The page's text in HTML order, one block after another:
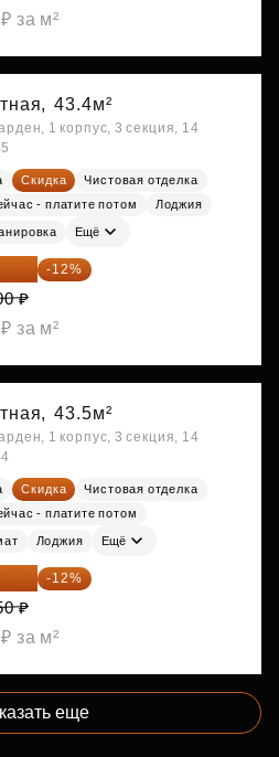
за м²
43.4м²
1 корпус, 3 секция, 14
Скидка
Чистовая отделка
- платите потом
Лоджия
Ещё
₽ -12%
₽
за м²
43.5м²
1 корпус, 3 секция, 14
Скидка
Чистовая отделка
- платите потом
Лоджия Ещё
₽ -12%
₽
за м²
еще